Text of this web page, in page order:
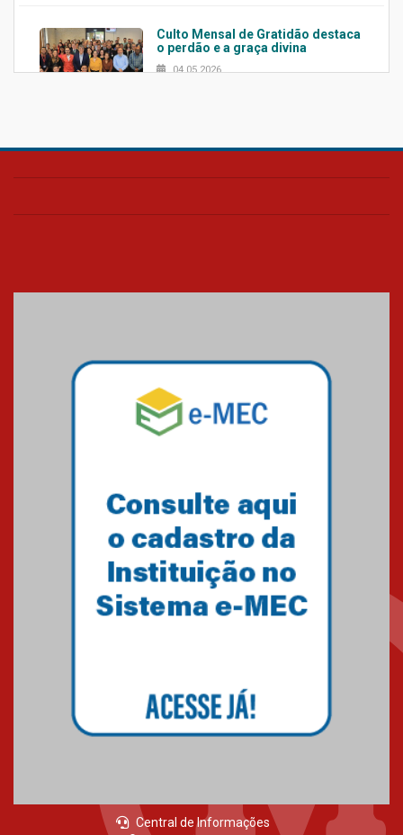
Culto Mensal de Gratidão destaca
o perdão e a graça divina
04.05.2026
Confira como foi o culto mensal
Mackenzie mobiliza campanha
solidária para apoiar famílias em
Minas Gerais
Primeiro culto do ano ressalta o
27.02.2026
Central de Informações